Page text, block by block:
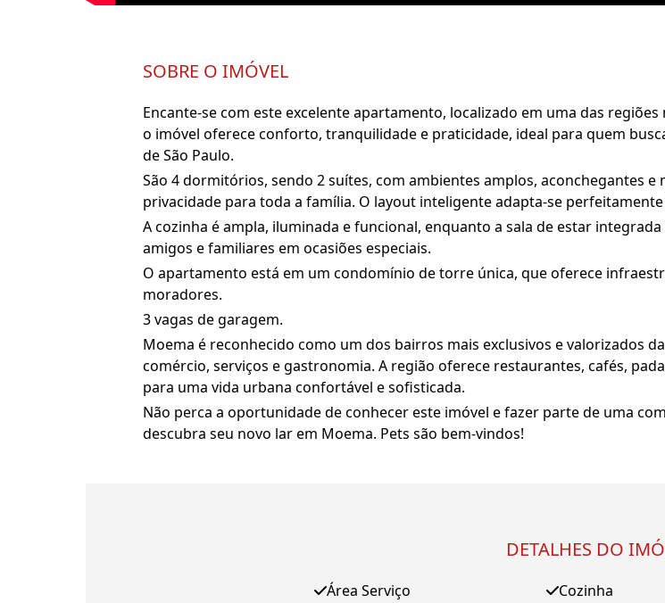
SOBRE O IMÓVEL
Encante-se com este excelente apartamento, localizado em uma das
o imóvel oferece conforto, tranquilidade e praticidade, ideal para quem
de São Paulo.
São 4 dormitórios, sendo 2 suítes, com ambientes amplos, aconchegantes
privacidade para toda a família. O layout inteligente adapta-se
A cozinha é ampla, iluminada e funcional, enquanto a sala de estar
amigos e familiares em ocasiões especiais.
O apartamento está em um condomínio de torre única, que oferece
moradores.
3 vagas de garagem.
Moema é reconhecido como um dos bairros mais exclusivos e valorizados
comércio, serviços e gastronomia. A região oferece restaurantes, cafés,
para uma vida urbana confortável e sofisticada.
Não perca a oportunidade de conhecer este imóvel e fazer parte de uma
descubra seu novo lar em Moema. Pets são bem-vindos!
DETALHES DO
Área Serviço
Cozinha